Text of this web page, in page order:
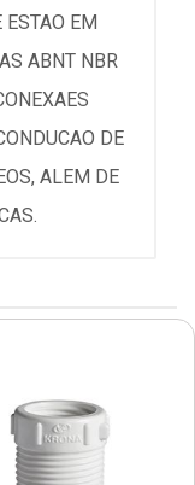
EM
ABNT NBR
DE
ALEM DE